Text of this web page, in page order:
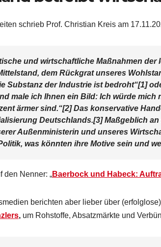
schrieb Prof. Christian Kreis am
und wirtschaftliche Maßnahmen
dem Rückgrat unseres
Substanz der Industrie ist bedroht“[1]
male ich Ihnen ein Bild: Ich würde mich
ärmer sind.“[2] Das konservative
Deutschlands.[3] Maßgeblich
Außenministerin und unseres
was könnten ihre Motive sein und
den Nenner: „Baerbock und Habeck:
berichten aber lieber über
, um Rohstoffe, Absatzmärkte und